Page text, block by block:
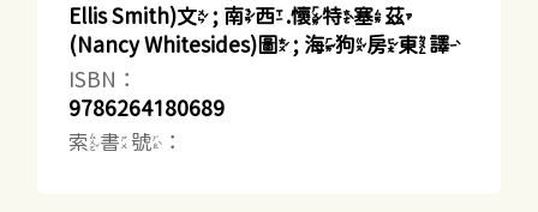
Ellis Smith)文 ; 南西.懷特塞茲
(Nancy Whitesides)圖 ; 海狗房東譯
ISBN：
9786264180689
索書號：